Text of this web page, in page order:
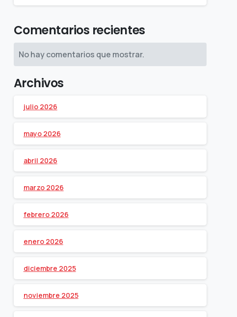
Comentarios recientes
No hay comentarios que mostrar.
Archivos
julio 2026
mayo 2026
abril 2026
marzo 2026
febrero 2026
enero 2026
diciembre 2025
noviembre 2025